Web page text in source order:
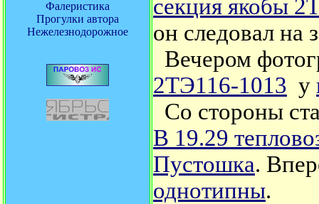
Фалеристика
Прогулки автора
Нежелезнодорожное
секция якобы
он следовал на
Вечером
2ТЭ116-1013 у
Со стороны
В 19.29
Пустошка.
однотипны.